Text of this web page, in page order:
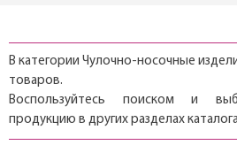
В категории Чулочно-носочные
товаров.
Воспользуйтесь поиском и
продукцию в других разделах